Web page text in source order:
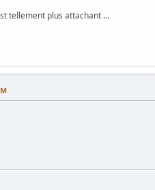
tellement plus attachant ...